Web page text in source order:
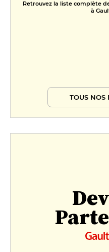
Retrouvez la liste complète
à
TOUS NOS